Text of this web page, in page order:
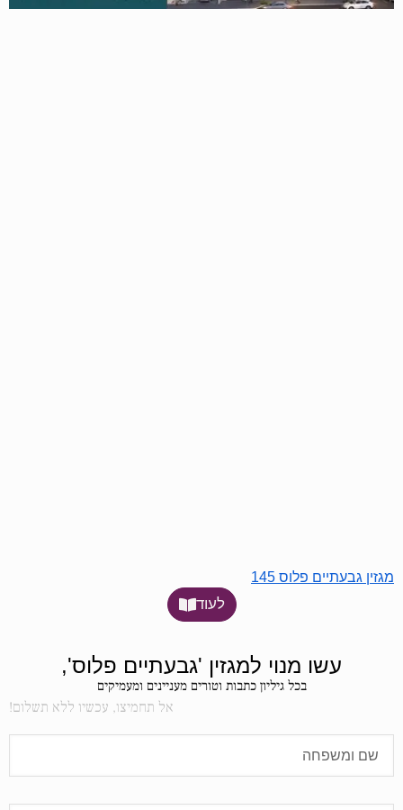
מגזין גבעתיים פלוס 145
לעוד
עשו מנוי למגזין 'גבעתיים פלוס',
בכל גיליון כתבות וטורים מעניינים ומעמיקים
אל תחמיצו, עכשיו ללא תשלום!